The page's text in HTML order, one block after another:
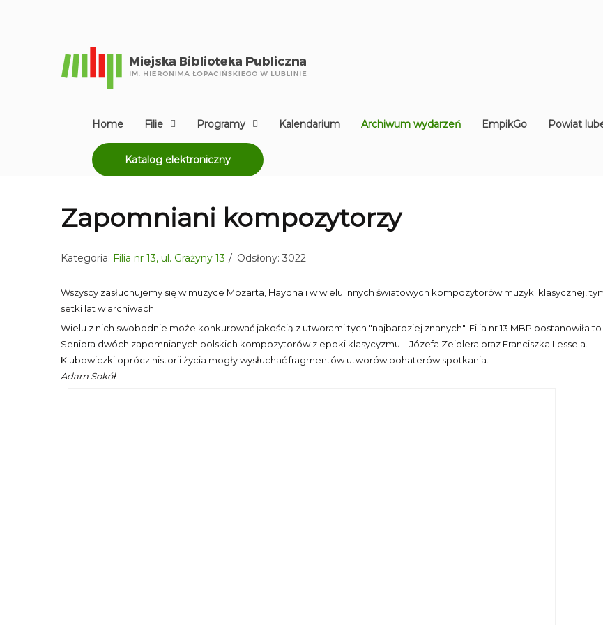
Home Filie Programy Kalendarium Archiwum wydarzeń EmpikGo Powiat
Katalog elektroniczny
Zapomniani kompozytorzy
Kategoria: Filia nr 13, ul. Grażyny 13 Odsłony: 3022
Wszyscy zasłuchujemy się w muzyce Mozarta, Haydna i w wielu innych światowych kompozytorów muzyki klasycznej,
setki lat w archiwach.
Wielu z nich swobodnie może konkurować jakością z utworami tych "najbardziej znanych". Filia nr 13 MBP postanowiła
Seniora dwóch zapomnianych polskich kompozytorów z epoki klasycyzmu – Józefa Zeidlera oraz Franciszka Lessela.
Klubowiczki oprócz historii życia mogły wysłuchać fragmentów utworów bohaterów spotkania.
Adam Sokół